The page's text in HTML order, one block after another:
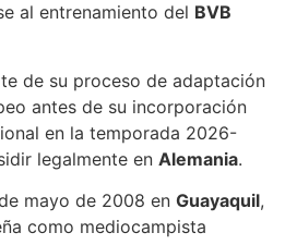
al entrenamiento del BVB
de su proceso de adaptación
antes de su incorporación
en la temporada 2026-
legalmente en Alemania.
mayo de 2008 en Guayaquil,
como mediocampista